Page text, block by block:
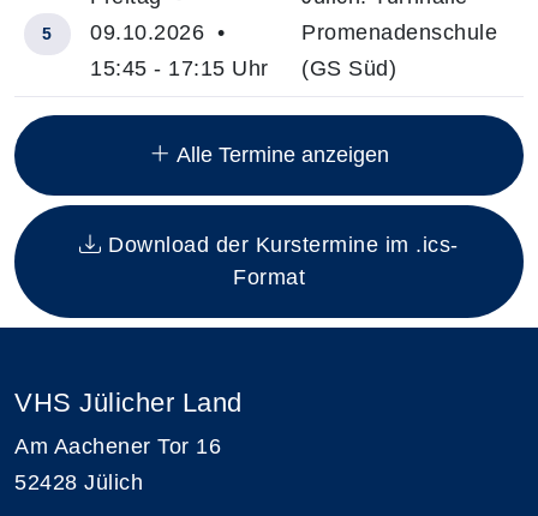
Insgesamt gibt es 12 Termine zum diesen Kurs
5
09.10.2026 •
15:45 - 17:15 Uhr
Promenadenschule
(GS Süd)
Alle Termine anzeigen
Download der Kurstermine im .ics-
Format
VHS Jülicher Land
Am Aachener Tor 16
52428 Jülich